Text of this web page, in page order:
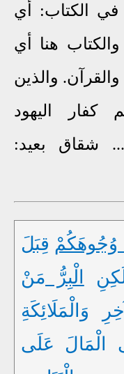
في الكتاب: أي
هنا أي
والذين
كفار اليهود
شقاق بعيد:
وُجُوهَكُمْ قِبَلَ
الْبِرُّ مَنْ
وَالْمَلَائِكَةِ
الْمَالَ عَلَى